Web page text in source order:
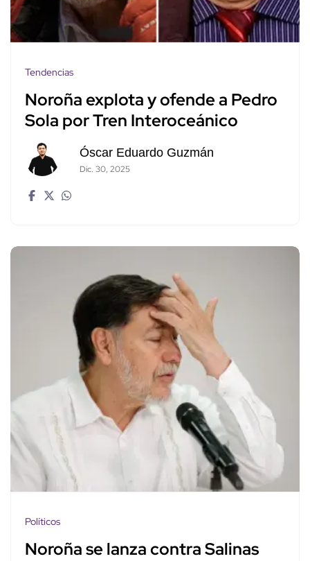
Tendencias
Noroña explota y ofende a Pedro
Sola por Tren Interoceánico
Óscar Eduardo Guzmán
Dic. 30, 2025
Políticos
Noroña se lanza contra Salinas